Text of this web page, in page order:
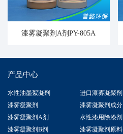
漆雾凝聚剂A剂PY-805A
产品中心
水性油墨絮凝剂
漆雾凝聚剂
漆雾凝聚剂A剂
漆雾凝聚剂B剂
进口漆雾凝聚剂
漆雾凝聚剂成分
水性漆用除漆剂
漆雾凝聚剂原料